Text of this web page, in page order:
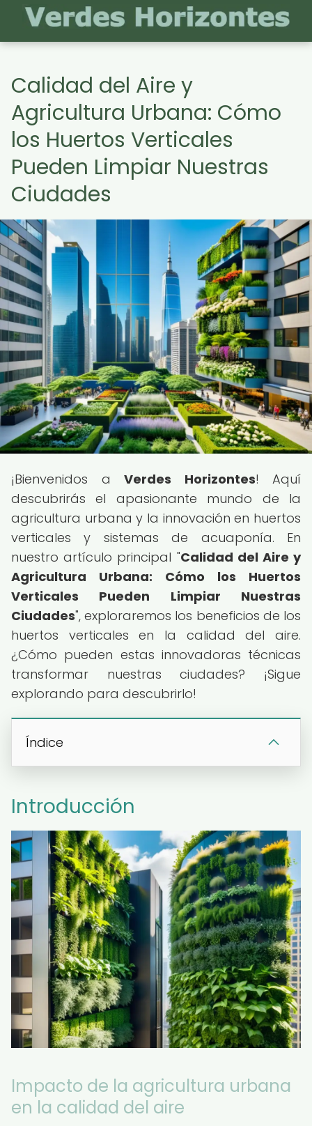
Calidad del Aire y
Agricultura Urbana: Cómo
los Huertos Verticales
Pueden Limpiar Nuestras
Ciudades
¡Bienvenidos a Verdes Horizontes! Aquí
descubrirás el apasionante mundo de la
agricultura urbana y la innovación en huertos
verticales y sistemas de acuaponía. En
nuestro artículo principal "Calidad del Aire y
Agricultura Urbana: Cómo los Huertos
Verticales Pueden Limpiar Nuestras
Ciudades", exploraremos los beneficios de los
huertos verticales en la calidad del aire.
¿Cómo pueden estas innovadoras técnicas
transformar nuestras ciudades? ¡Sigue
explorando para descubrirlo!
Índice
Introducción
Impacto de la agricultura urbana
en la calidad del aire